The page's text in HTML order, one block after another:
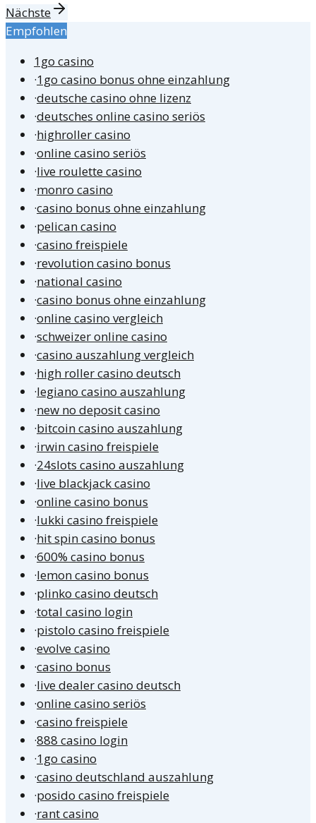
Nächste
Empfohlen
1go casino
·1go casino bonus ohne einzahlung
·deutsche casino ohne lizenz
·deutsches online casino seriös
·highroller casino
·online casino seriös
·live roulette casino
·monro casino
·casino bonus ohne einzahlung
·pelican casino
·casino freispiele
·revolution casino bonus
·national casino
·casino bonus ohne einzahlung
·online casino vergleich
·schweizer online casino
·casino auszahlung vergleich
·high roller casino deutsch
·legiano casino auszahlung
·new no deposit casino
·bitcoin casino auszahlung
·irwin casino freispiele
·24slots casino auszahlung
·live blackjack casino
·online casino bonus
·lukki casino freispiele
·hit spin casino bonus
·600% casino bonus
·lemon casino bonus
·plinko casino deutsch
·total casino login
·pistolo casino freispiele
·evolve casino
·casino bonus
·live dealer casino deutsch
·online casino seriös
·casino freispiele
·888 casino login
·1go casino
·casino deutschland auszahlung
·posido casino freispiele
·rant casino